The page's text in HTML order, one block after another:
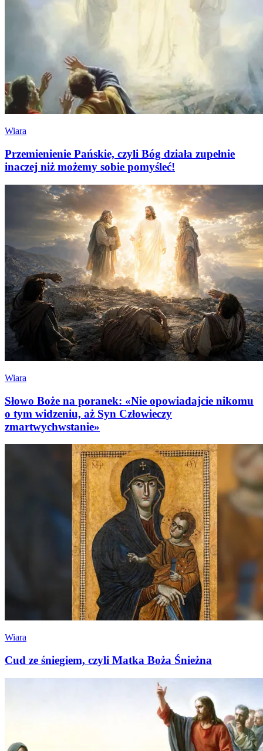
Wiara
Przemienienie Pańskie, czyli Bóg działa zupełnie
inaczej niż możemy sobie pomyśleć!
Wiara
Słowo Boże na poranek: «Nie opowiadajcie nikomu
o tym widzeniu, aż Syn Człowieczy
zmartwychwstanie»
Wiara
Cud ze śniegiem, czyli Matka Boża Śnieżna